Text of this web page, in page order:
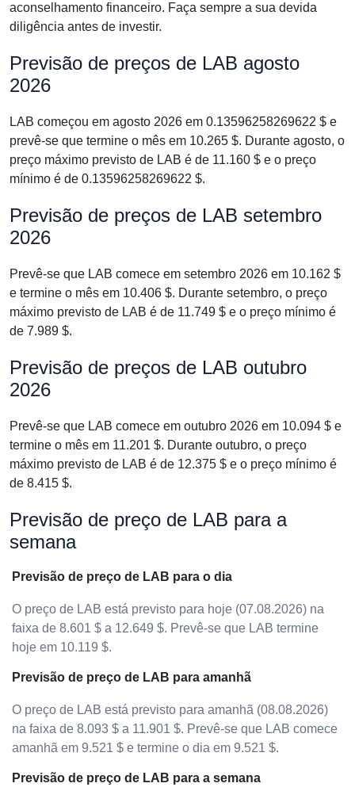
aconselhamento financeiro. Faça sempre a sua devida
diligência antes de investir.
Previsão de preços de LAB agosto
2026
LAB começou em agosto 2026 em 0.13596258269622 $ e
prevê-se que termine o mês em 10.265 $. Durante agosto, o
preço máximo previsto de LAB é de 11.160 $ e o preço
mínimo é de 0.13596258269622 $.
Previsão de preços de LAB setembro
2026
Prevê-se que LAB comece em setembro 2026 em 10.162 $
e termine o mês em 10.406 $. Durante setembro, o preço
máximo previsto de LAB é de 11.749 $ e o preço mínimo é
de 7.989 $.
Previsão de preços de LAB outubro
2026
Prevê-se que LAB comece em outubro 2026 em 10.094 $ e
termine o mês em 11.201 $. Durante outubro, o preço
máximo previsto de LAB é de 12.375 $ e o preço mínimo é
de 8.415 $.
Previsão de preço de LAB para a
semana
Previsão de preço de LAB para o dia
O preço de LAB está previsto para hoje (07.08.2026) na
faixa de 8.601 $ a 12.649 $. Prevê-se que LAB termine
hoje em 10.119 $.
Previsão de preço de LAB para amanhã
O preço de LAB está previsto para amanhã (08.08.2026)
na faixa de 8.093 $ a 11.901 $. Prevê-se que LAB comece
amanhã em 9.521 $ e termine o dia em 9.521 $.
Previsão de preço de LAB para a semana